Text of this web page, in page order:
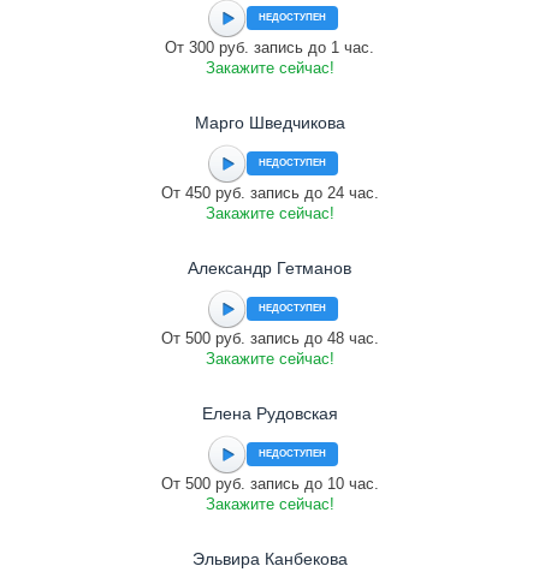
НЕДОСТУПЕН
От 300 руб. запись до 1 час.
Закажите сейчас!
Марго Шведчикова
НЕДОСТУПЕН
От 450 руб. запись до 24 час.
Закажите сейчас!
Александр Гетманов
НЕДОСТУПЕН
От 500 руб. запись до 48 час.
Закажите сейчас!
Елена Рудовская
НЕДОСТУПЕН
От 500 руб. запись до 10 час.
Закажите сейчас!
Эльвира Канбекова